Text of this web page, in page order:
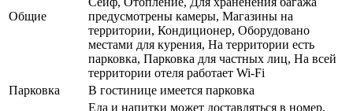
Общие
предусмотрены камеры, Магазины на
территории, Кондиционер, Оборудовано
местами для курения, На территории есть
парковка, Парковка для частных лиц, На всей
территории отеля работает Wi-Fi
Парковка
В гостинице имеется парковка
Еда и напитки может доставляться в номер,